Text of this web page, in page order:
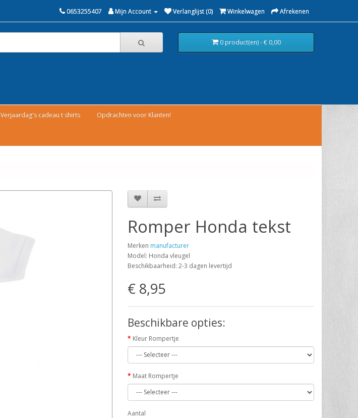
0653255407 Mijn Account Verlanglijst (0) Winkelwagen Afrekenen
0 product(en) - € 0,00
Verjaardag's cadeau t shirts Opdrachten voor Klanten!
Romper Honda tekst
Merken manufacturer
Model: Honda vleugel
Beschikbaarheid: 2-3 dagen levertijd
€ 8,95
Beschikbare opties:
Kleur Rompertje
Maat Rompertje
Aantal